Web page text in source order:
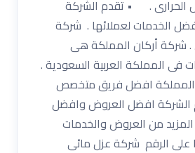
الحرارى . • تقدم الشركة
الخدمات لعملائها . شركة
. شركة أركان المملكة هى
فى المملكة العربية السعودية .
المملكة افضل فريق متخصص
الشركة افضل العروض وافضل
من العروض والخدمات
على الرقم شركة عزل مائى